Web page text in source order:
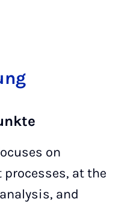
on
at the
and